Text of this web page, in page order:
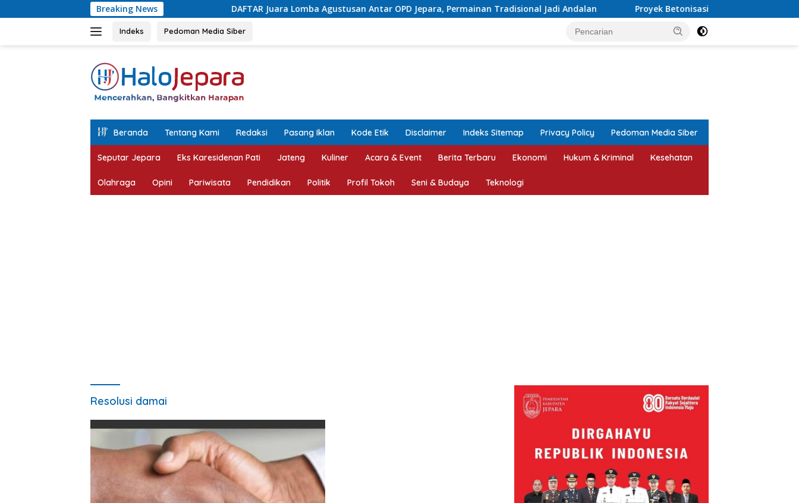
ke
Breaking NewsDAFTAR Juara Lomba Agustusan Antar OPD Jepara, Permainan Tradisional Jadi Andalan Proyek Betonisasi Jalan Rusak Parah di Sekuro Mlonggo
Indeks Pedoman Media Siber
Beranda Tentang Kami Redaksi Pasang Iklan Kode Etik Disclaimer Indeks Sitemap Privacy Policy Pedoman Media Siber
Seputar Jepara Eks Karesidenan Pati Jateng Kuliner Acara & Event Berita Terbaru Ekonomi Hukum & Kriminal Kesehatan
Olahraga Opini Pariwisata Pendidikan Politik Profil Tokoh Seni & Budaya Teknologi
Resolusi damai